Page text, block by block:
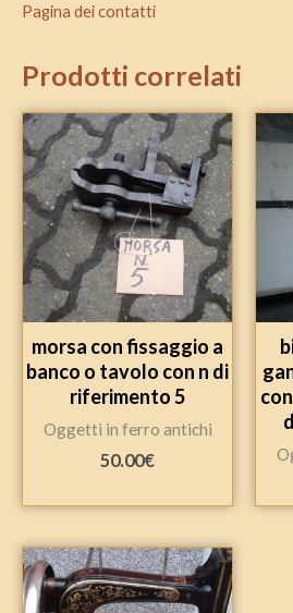
Pagina dei contatti
Prodotti correlati
morsa con fissaggio a
banco o tavolo con n di
riferimento 5
Oggetti in ferro antichi
50.00€